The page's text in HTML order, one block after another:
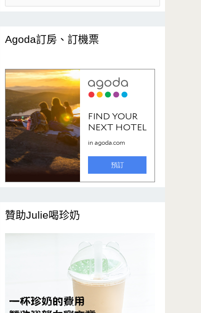
Agoda訂房、訂機票
贊助Julie喝珍奶